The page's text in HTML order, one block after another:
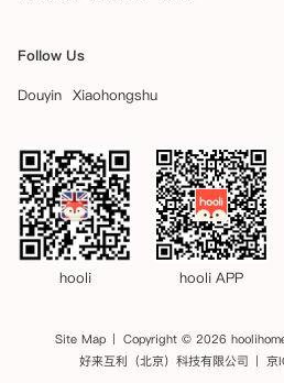
如果公寓在允许期限内批准租约接管，您
效。
一旦新的替代租客签署了其租赁协议、支
租金将在替代租客新租赁协议起始日期后
如果您未能按照租赁协议条款退还房间，
何损失负责，该损失可从应退还给您的款
于周六开始。
Follow Us
Douyin Xiaohongshu
hooli hooli APP
Site Map
Copyright © 2026
好来互利（北京）科技有限公司
京